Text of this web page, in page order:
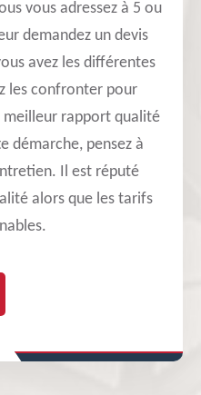
vous adressez à 5 ou
demandez un devis
avez les différentes
les confronter pour
rapport qualité
démarche, pensez à
Il est réputé
alors que les tarifs